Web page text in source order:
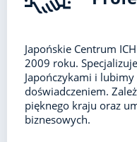
Japońskie Centrum
2009 roku.
Japończykami i
doświadczeniem.
pięknego kraju oraz
biznesowych.